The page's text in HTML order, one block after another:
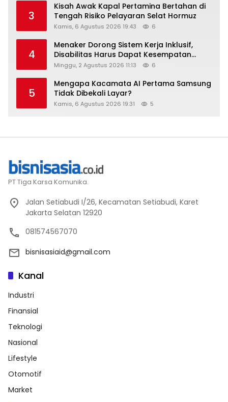
3
Kisah Awak Kapal Pertamina Bertahan di
Tengah Risiko Pelayaran Selat Hormuz
Kamis, 6 Agustus 2026 19:43 6
4
Menaker Dorong Sistem Kerja Inklusif,
Disabilitas Harus Dapat Kesempatan
Setara
Minggu, 2 Agustus 2026 11:13 6
5
Mengapa Kacamata AI Pertama Samsung
Tidak Dibekali Layar?
Kamis, 6 Agustus 2026 19:31 5
PT Tiga Karsa Komunika.
Jalan Setiabudi I/26, Kecamatan Setiabudi, Karet
Jakarta Selatan 12920
081574567070
bisnisasiaid@gmail.com
Kanal
Industri
Finansial
Teknologi
Nasional
Lifestyle
Otomotif
Market